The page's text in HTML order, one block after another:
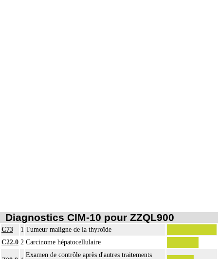
Diagnostics CIM-10 pour ZZQL900
C73 1 Tumeur maligne de la thyroïde
C22.0 2 Carcinome hépatocellulaire
Examen de contrôle après d'autres traitements